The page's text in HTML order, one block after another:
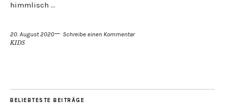
himmlisch …
20. August 2020 Schreibe einen Kommentar
KIDS
BELIEBTESTE BEITRÄGE